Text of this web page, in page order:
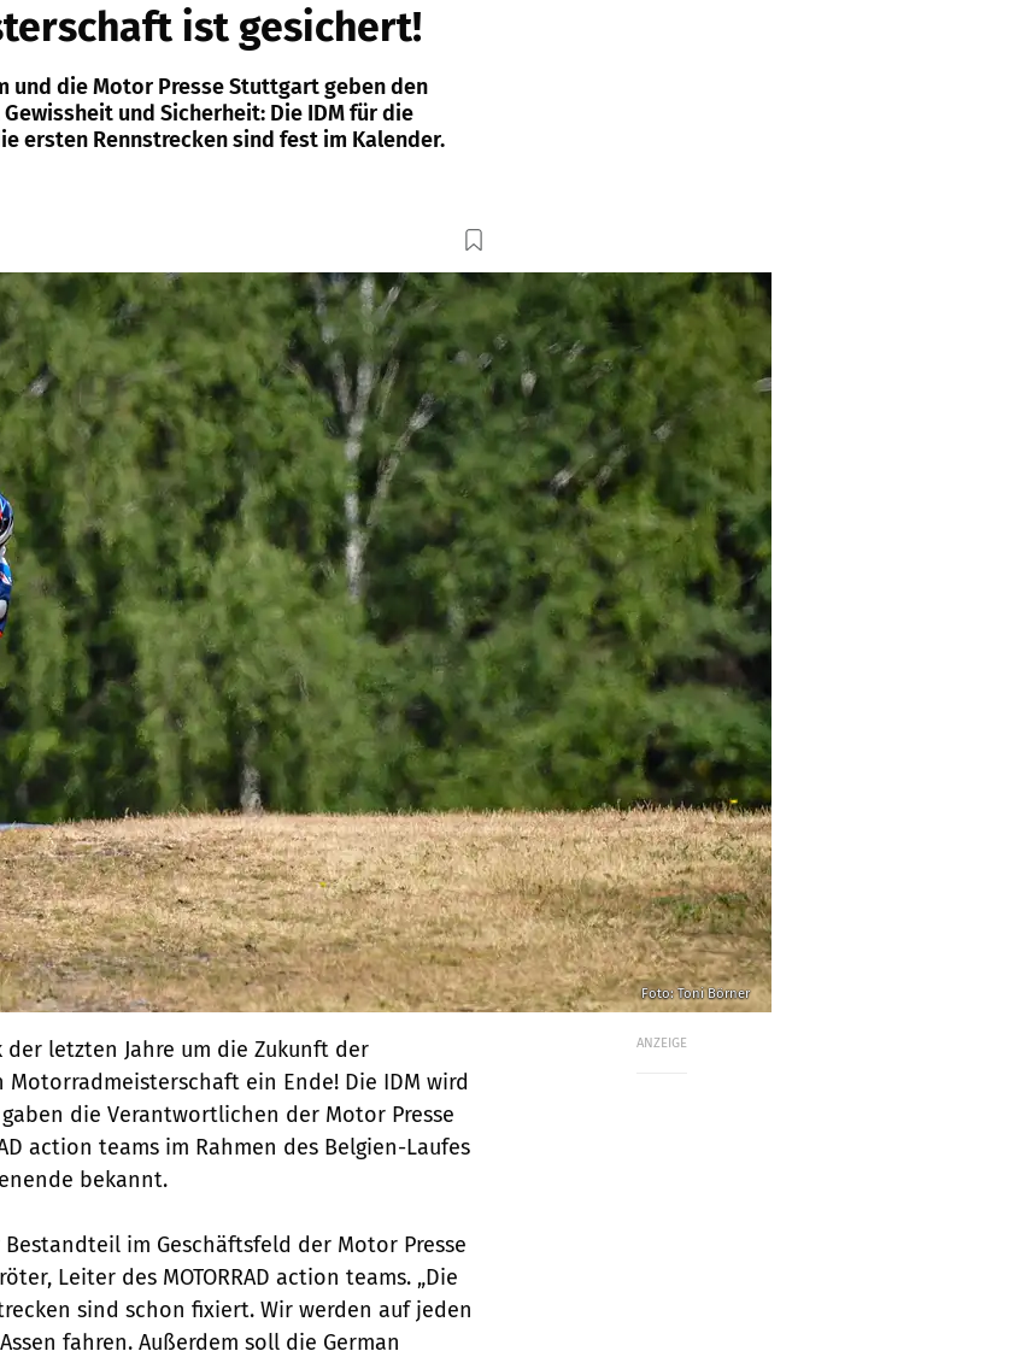
ist gesichert!
und die Motor Presse Stuttgart geben den
Gewissheit und Sicherheit: Die IDM für die
ersten Rennstrecken sind fest im Kalender.
Foto: Toni Börner
ANZEIGE
der letzten Jahre um die Zukunft der
ein Ende! Die IDM wird
die Verantwortlichen der Motor Presse
action teams im Rahmen des Belgien-Laufes
bekannt.
Bestandteil im Geschäftsfeld der Motor Presse
Leiter des MOTORRAD action teams. „Die
sind schon fixiert. Wir werden auf jeden
fahren. Außerdem soll die German